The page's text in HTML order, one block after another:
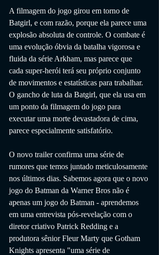
A filmagem do jogo girou em torno de
Batgirl, e com razão, porque ela parece uma
explosão absoluta de controle. O combate é
uma evolução óbvia da batalha vigorosa e
fluida da série Arkham, mas parece que
cada super-herói terá seu próprio conjunto
de movimentos e estatísticas para trabalhar.
O gancho de luta da Batgirl, que ela usa em
um ponto da filmagem do jogo para
executar uma morte devastadora de cima,
parece especialmente satisfatório.
O novo trailer confirma uma série de
rumores que temos juntado meticulosamente
nos últimos dias. Sabemos agora que o novo
jogo do Batman da Warner Bros não é
apenas um jogo do Batman - aprendemos
em uma entrevista pós-revelação com o
diretor criativo Patrick Redding e a
produtora sênior Fleur Marty que Gotham
Knights apresenta "uma série de